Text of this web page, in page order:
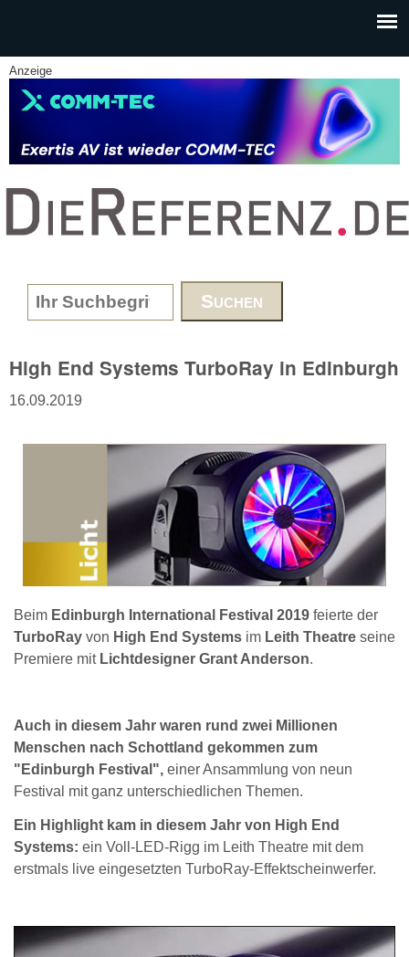
Anzeige
www.DieReferenz.de
Search form
High End Systems TurboRay in Edinburgh
16.09.2019
Beim Edinburgh International Festival 2019 feierte der
TurboRay von High End Systems im Leith Theatre seine
Premiere mit Lichtdesigner Grant Anderson.
Auch in diesem Jahr waren rund zwei Millionen
Menschen nach Schottland gekommen zum
"Edinburgh Festival", einer Ansammlung von neun
Festival mit ganz unterschiedlichen Themen.
Ein Highlight kam in diesem Jahr von High End
Systems: ein Voll-LED-Rigg im Leith Theatre mit dem
erstmals live eingesetzten TurboRay-Effektscheinwerfer.